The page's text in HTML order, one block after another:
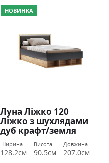
НОВИНКА
Луна Ліжко 120
Ліжко з шухлядами
дуб крафт/земля
Міромарк
Ширина
128.2см
Висота
90.5см
Довжина
207.0см